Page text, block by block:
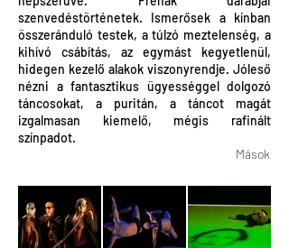
szenvedéstörténetek. Ismerősek a kínban
összeránduló testek, a túlzó meztelenség, a
kihívó csábítás, az egymást kegyetlenül,
hidegen kezelő alakok viszonyrendje. Jóleső
nézni a fantasztikus ügyességgel dolgozó
táncosokat, a puritán, a táncot magát
izgalmasan kiemelő, mégis rafinált
színpadot.
Mások